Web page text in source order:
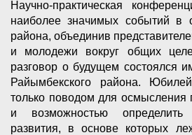
Научно-практическая
наиболее значимых событий в
района, объединив
и молодежи вокруг общих
разговор о будущем состоялся
Райымбекского района.
только поводом для осмысления
и возможностью
развития, в основе которых